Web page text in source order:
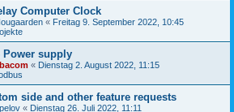
Computer Clock
« Freitag 9. September 2022, 10:45
Power supply
« Dienstag 2. August 2022, 11:15
side and other feature requests
« Dienstag 26. Juli 2022, 11:11